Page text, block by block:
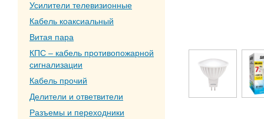
Усилители телевизионные
Кабель коаксиальный
Витая пара
КПС – кабель противопожарной
сигнализации
Кабель прочий
Делители и ответвители
Разъемы и переходники